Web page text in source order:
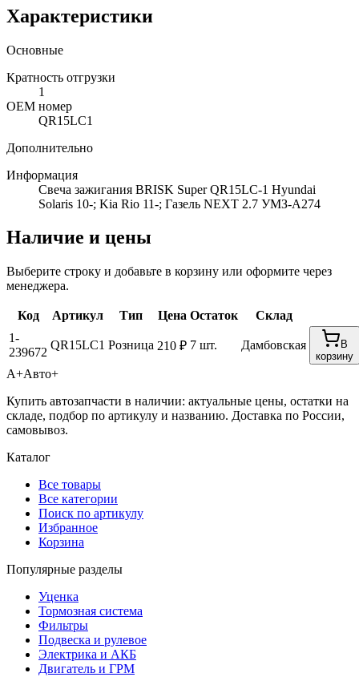
Характеристики
Основные
Кратность отгрузки
1
ОЕМ номер
QR15LC1
Дополнительно
Информация
Свеча зажигания BRISK Super QR15LC-1 Hyundai
Solaris 10-; Kia Rio 11-; Газель NEXT 2.7 УМЗ-А274
Наличие и цены
Выберите строку и добавьте в корзину или оформите через
менеджера.
Код Артикул Тип Цена Остаток
Склад
1-
239672
QR15LC1 Розница 210 ₽ 7 шт. Дамбовская
В
корзину
А+Авто+
Купить автозапчасти в наличии: актуальные цены, остатки на
складе, подбор по артикулу и названию. Доставка по России,
самовывоз.
Каталог
Все товары
Все категории
Поиск по артикулу
Избранное
Корзина
Популярные разделы
Уценка
Тормозная система
Фильтры
Подвеска и рулевое
Электрика и АКБ
Двигатель и ГРМ